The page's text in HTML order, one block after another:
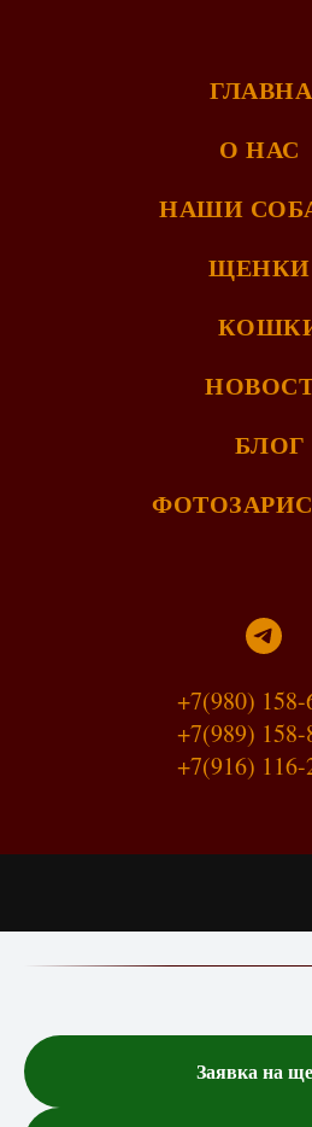
О НАС
НАШИ
ЩЕНКИ
БЛОГ
+7(980) 158-
+7(989) 158-
+7(916) 116-
Заявка на